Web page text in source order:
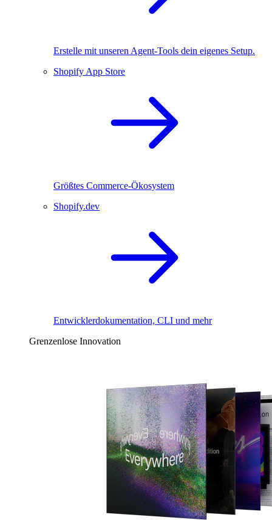
Erstelle mit unseren Agent-Tools dein eigenes Setup.
Shopify App Store
Größtes Commerce-Ökosystem
Shopify.dev
Entwicklerdokumentation, CLI und mehr
Grenzenlose Innovation